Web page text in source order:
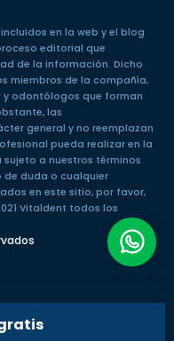
en la web y el blog
editorial que
de la información. Dicho
miembros de la compañía,
y odontólogos que forman
las
general y no reemplazan
pueda realizar en la
sujeto a nuestros términos
de duda o cualquier
en este sitio, por favor,
Vitaldent todos los